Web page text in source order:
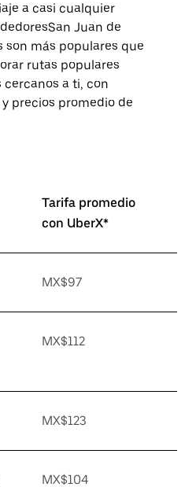
a casi cualquier
Juan de
son más populares que
rutas populares
a ti, con
precios promedio de
Tarifa promedio
con UberX*
MX$97
MX$112
MX$123
MX$104